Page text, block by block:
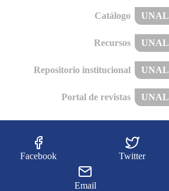
Catálogo UNAL
Recursos UNAL
Repositorio institucional UNAL
Portal de revistas UNAL
Facebook Twitter
Email